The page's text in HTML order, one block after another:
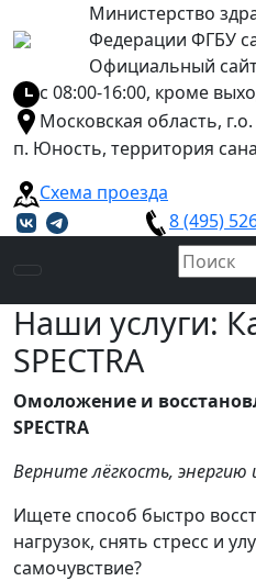
Министерство
Федерации ФГБУ
Официальный
с 08:00-16:00, кроме
Московская область,
п. Юность, территория
Схема проезда
8 (495)
Наши услуги:
SPECTRA
Омоложение и
SPECTRA
Верните лёгкость, энергию
Ищете способ быстро
нагрузок, снять стресс и
самочувствие?